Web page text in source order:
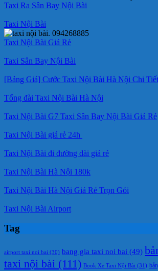
Taxi Ra Sân Bay Nội Bài
Taxi Nội Bài
Taxi Nội Bài Giá Rẻ
Taxi Sân Bay Nội Bài
[Bảng Giá] Cước Taxi Nội Bài Hà Nội Chi Tiết
Tổng đài Taxi Nội Bài Hà Nội
Taxi Nội Bài G7 Taxi Sân Bay Nội Bài Giá Rẻ
Taxi Nội Bài giá rẻ 24h
Taxi Nội Bài đi đường dài giá rẻ
Taxi Nội Bài Hà Nội 180k
Taxi Nội Bài Hà Nội Giá Rẻ Trọn Gói
Taxi Nội Bài Airport
Tag
airport taxi noi bai (30) bang gia taxi noi bai (49)
taxi nội bài (111) Book Xe Taxi Nội Bài (31)